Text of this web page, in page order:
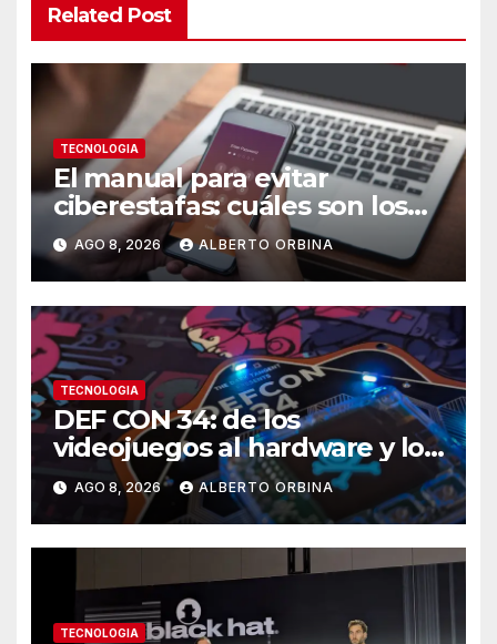
Related Post
TECNOLOGIA
El manual para evitar
ciberestafas: cuáles son los
engaños más comunes y las
señales de alerta
AGO 8, 2026 ALBERTO ORBINA
TECNOLOGIA
DEF CON 34: de los
videojuegos al hardware y los
autos, el llamado hacker a
recuperar el control de la
tecnología
AGO 8, 2026 ALBERTO ORBINA
TECNOLOGIA